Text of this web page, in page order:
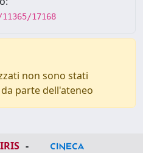
17168
non sono stati
parte dell'ateneo
-